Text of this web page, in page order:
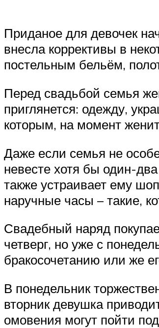
Приданое для девочек
внесла коррективы в
постельным бельём,
Перед свадьбой семья
приглянется: одежду,
которым, на момент
Даже если семья не
невесте хотя бы один-
также устраивает ему
наручные часы – такие,
Свадебный наряд
четверг, но уже с
бракосочетанию или же
В понедельник
вторник девушка
омовения могут пойти